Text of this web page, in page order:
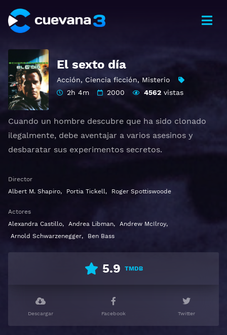
El sexto día
Acción, Ciencia ficción, Misterio
2h 4m
2000 4562 vistas
Cuando un hombre descubre que ha sido clonado
ilegalmente, debe aventajar a varios asesinos y
desbaratar sus experimentos secretos.
Director
Albert M. Shapiro, Portia Tickell, Roger Spottiswoode
Actores
Alexandra Castillo, Andrea Libman, Andrew McIlroy,
Arnold Schwarzenegger, Ben Bass
5.9 TMDB
Descargar Facebook Twitter